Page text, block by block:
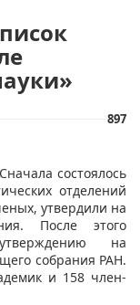
897
состоялось
отделений
утвердили на
После этого
на
собрания РАН.
и 158 член-